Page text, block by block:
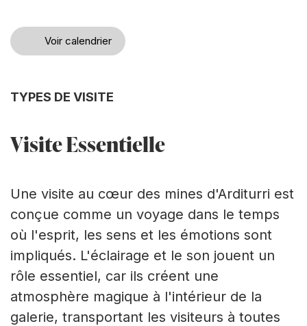
Voir calendrier
TYPES DE VISITE
Visite Essentielle
Une visite au cœur des mines d'Arditurri est
conçue comme un voyage dans le temps
où l'esprit, les sens et les émotions sont
impliqués. L'éclairage et le son jouent un
rôle essentiel, car ils créent une
atmosphère magique à l'intérieur de la
galerie, transportant les visiteurs à toutes